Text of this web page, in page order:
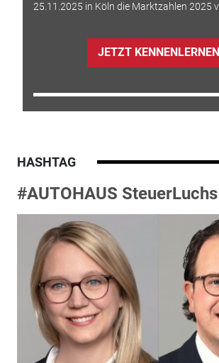
25.11.2025 in Köln die Marktzahlen 2025
JETZT KENNENLERNEN
HASHTAG
#AUTOHAUS SteuerLuchs